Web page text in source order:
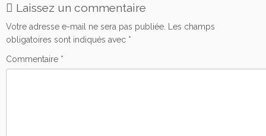
Laissez un commentaire
Votre adresse e-mail ne sera pas publiée. Les champs
obligatoires sont indiqués avec *
Commentaire *